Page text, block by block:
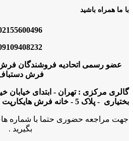
با ما همراه باشید
عضو رسمی اتحادیه فروشندگان
فرش
گالری مرکزی : تهران - ابتدای خیابان
بختیاری - پلاک 5 - خانه فرش هایکارپت
جهت مراجعه حضوری حتما با شماره
بگیرید .